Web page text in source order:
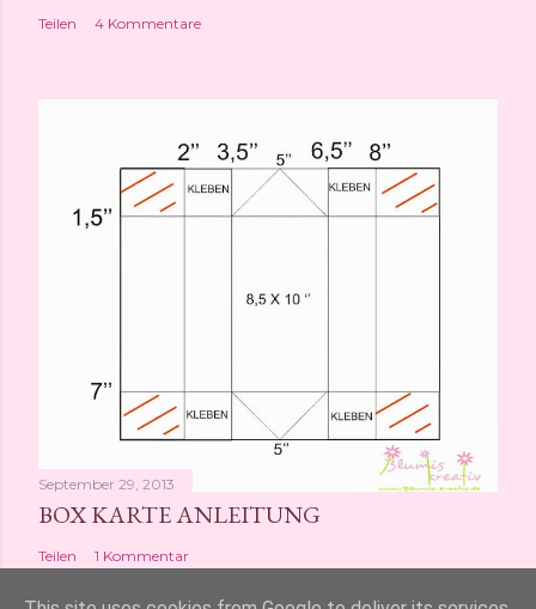
Teilen 4 Kommentare
September 29, 2013
BOX KARTE ANLEITUNG
Teilen 1 Kommentar